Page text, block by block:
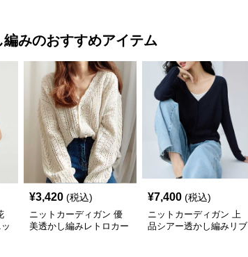
編みのおすすめアイテム
¥3,420 (税込)
ニットカーディガン 優
美透かし編みレトロカー
¥7,400 (税込)
ニットカーディガン 上
品シアー透かし編みリブ